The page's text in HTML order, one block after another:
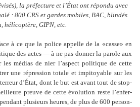
la préfecture et l’État ont répondu avec
: 800 CRS et gardes mobiles, BAC, blindés
hélicoptère, GIPN, etc.
à ce que la police appelle de la «casse» en
des actes — à ne pas donner la parole aux
les médias de nier l’aspect poli­ti­que de cette
une répres­sion totale et impi­toya­ble sur les
d’État, dont le but est avant tout de stop­
preuve de cette évolution reste l’enfer­
plu­sieurs heures, de plus de 600 per­son­